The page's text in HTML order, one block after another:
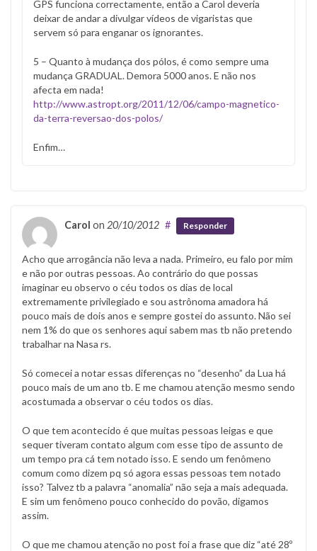
GPS funciona correctamente, então a Carol deveria
deixar de andar a divulgar vídeos de vigaristas que
servem só para enganar os ignorantes.
5 – Quanto à mudança dos pólos, é como sempre uma
mudança GRADUAL. Demora 5000 anos. E não nos
afecta em nada!
http://www.astropt.org/2011/12/06/campo-magnetico-
da-terra-reversao-dos-polos/
Enfim…
Carol on 20/10/2012 # Responder
Acho que arrogância não leva a nada. Primeiro, eu falo por mim
e não por outras pessoas. Ao contrário do que possas
imaginar eu observo o céu todos os dias de local
extremamente privilegiado e sou astrônoma amadora há
pouco mais de dois anos e sempre gostei do assunto. Não sei
nem 1% do que os senhores aqui sabem mas tb não pretendo
trabalhar na Nasa rs.
Só comecei a notar essas diferenças no “desenho” da Lua há
pouco mais de um ano tb. E me chamou atenção mesmo sendo
acostumada a observar o céu todos os dias.
O que tem acontecido é que muitas pessoas leigas e que
sequer tiveram contato algum com esse tipo de assunto de
um tempo pra cá tem notado isso. E sendo um fenômeno
comum como dizem pq só agora essas pessoas tem notado
isso? Talvez tb a palavra “anomalia” não seja a mais adequada.
E sim um fenômeno pouco conhecido do povão, digamos
assim.
O que me chamou atenção no post foi a frase que diz “até 28º